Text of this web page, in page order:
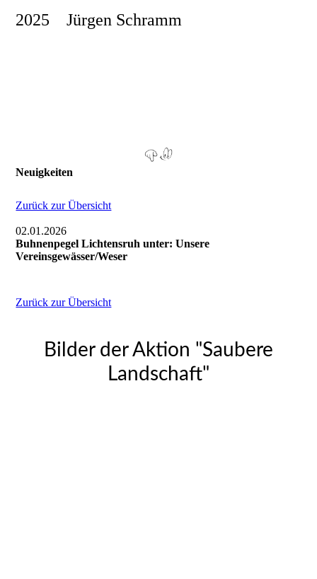
2025 Jürgen Schramm
Neuigkeiten
Zurück zur Übersicht
02.01.2026
Buhnenpegel Lichtensruh unter: Unsere
Vereinsgewässer/Weser
Zurück zur Übersicht
Bilder der Aktion "Saubere
Landschaft"